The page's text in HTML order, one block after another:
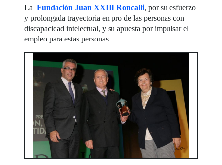
La Fundación Juan XXIII Roncalli, por su esfuerzo
y prolongada trayectoria en pro de las personas con
discapacidad intelectual, y su apuesta por impulsar el
empleo para estas personas.